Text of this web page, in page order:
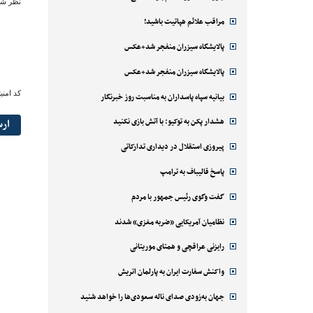
مراقب علائم هپاتیت باشید!
پالایشگاه سیزران منفجر شد+عکس
پالایشگاه سیزران منفجر شد+عکس
بیانیه سپاه پاسداران به مناسبت روز خبرنگار
هشدار پکن به توکیو: با آتش بازی نکنید
پیروزی استقلال در دیداری تدارکاتی
پاسخ قالیباف به ترامپ
گفت وگوی رئیس جمهور با مردم
نظامیان آمریکایی «ضربه مغزی» شدند
رایزنی عراقچی و همتای موریتانی
واکنش سفارت ایران به پارلمان اتریش
جهان به‌زودی صدای ناله سعودی‌ها را خواهد شنید
نظر
کد